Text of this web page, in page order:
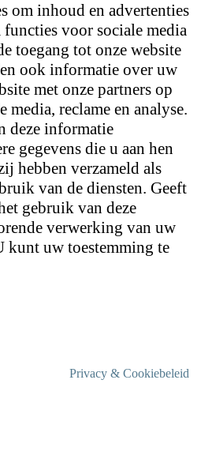
om inhoud en advertenties
functies voor sociale media
toegang tot onze website
ook informatie over uw
met onze partners op
media, reclame en analyse.
deze informatie
gegevens die u aan hen
hebben verzameld als
van de diensten. Geeft
gebruik van deze
verwerking van uw
kunt uw toestemming te
Privacy & Cookiebeleid